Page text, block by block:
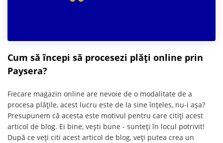
Cum să începi să procesezi plăți online prin
Paysera?
Fiecare magazin online are nevoie de o modalitate de a
procesa plățile, acest lucru este de la sine înțeles, nu-i așa?
Presupunem că acesta este motivul pentru care citiți acest
articol de blog. Ei bine, vești bune - sunteți în locul potrivit!
După ce veți citi acest articol de blog, veți putea crea un